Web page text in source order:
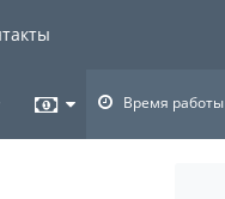
Время работы